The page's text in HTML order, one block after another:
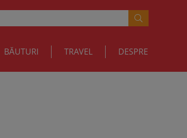
BĂUTURI TRAVEL DESPRE